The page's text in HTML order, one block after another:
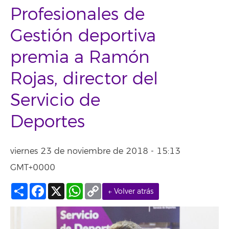
Profesionales de
Gestión deportiva
premia a Ramón
Rojas, director del
Servicio de
Deportes
viernes 23 de noviembre de 2018 - 15:13
GMT+0000
← Volver atrás
Compartir
Facebook
X WhatsApp
Copy
Link